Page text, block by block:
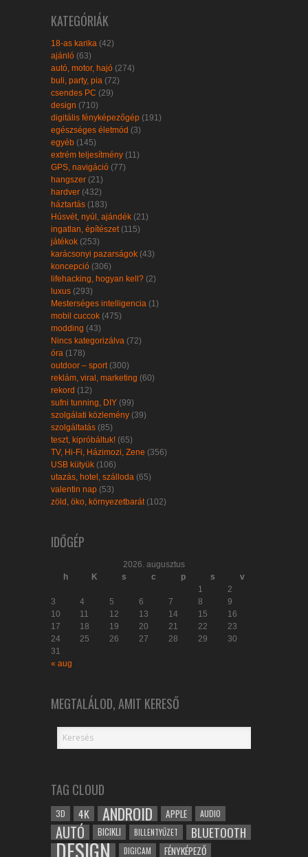
KATEGÓRIÁK
18-as karika (42)
ajánló (63)
autó, motor, hajó (274)
buli, party, pia (72)
csendes PC (29)
design (710)
digitális fényképezőgép (191)
egészséges életmód (3)
egyéb (145)
extrém teljesítmény (11)
GPS, navigáció (77)
hangszer (21)
hardver (432)
háztartás (183)
Húsvét, nyúl, ajándék (21)
ingatlan, építészet (115)
játékok (253)
karácsonyi pazarságok (43)
koncepció (306)
lifehacking, hogyan kell? (2)
luxus (293)
Mesterséges intelligencia (1)
mobil cuccok (475)
modding (43)
Nincs kategorizálva (72)
óra (178)
outdoor – sport (300)
reklám, viral, marketing (60)
rekord (12)
sufni tunning, DIY (99)
szolgálati közlemény (39)
szolgáltatás (85)
teszt, kipróbáltuk! (65)
TV, Hi-Fi, Házimozi, Zene (356)
USB kütyük (106)
utazás, hotel, szálloda (65)
valentin nap (53)
zöld, öko, környezetbarát (102)
IDŐGÉP
2026. augusztus
h
K s c p s
v
1
2
3
4 5 6 7 8
9
10
11 12 13 14 15
16
17
18 19 20 21 22
23
24
25 26 27 28 29
30
31
« aug
MEGTALÁLOD, AMIT KERESŐ
TAG CLOUD
3D 4K ANDROID APPLE AUDIO
AUTÓ BICIKLI BILLENTYŰZET BLUETOOTH
DESIGN DIGICAM FÉNYKÉPEZŐ